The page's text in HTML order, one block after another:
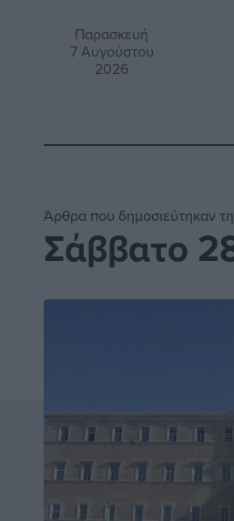
Παρασκευή
7 Αυγούστου
2026
Άρθρα που δημοσιεύτηκαν
Σάββατο